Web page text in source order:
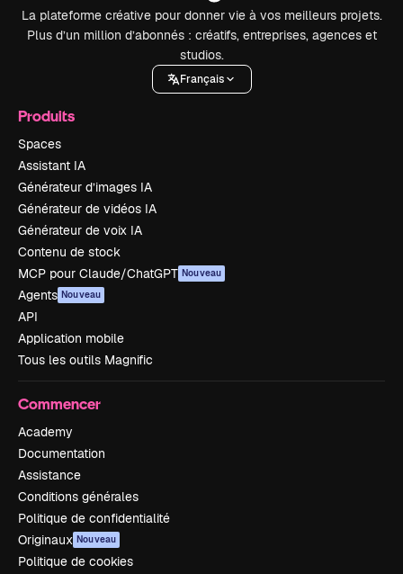
La plateforme créative pour donner vie à vos meilleurs projets.
Plus d’un million d’abonnés : créatifs, entreprises, agences et
studios.
Français
Produits
Spaces
Assistant IA
Générateur d’images IA
Générateur de vidéos IA
Générateur de voix IA
Contenu de stock
MCP pour Claude/ChatGPT Nouveau
Agents Nouveau
API
Application mobile
Tous les outils Magnific
Commencer
Academy
Documentation
Assistance
Conditions générales
Politique de confidentialité
Originaux Nouveau
Politique de cookies